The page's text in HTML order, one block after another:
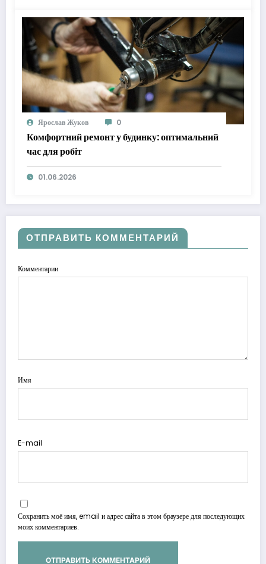
Ярослав Жуков 0
Комфортний ремонт у будинку: оптимальний
час для робіт
01.06.2026
ОТПРАВИТЬ КОММЕНТАРИЙ
Комментарии
Имя
E-mail
Сохранить моё имя, email и адрес сайта в этом браузере для последующих
моих комментариев.